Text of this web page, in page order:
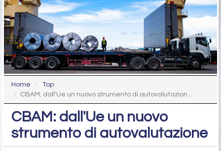
Home
Top
CBAM: dall'Ue un nuovo strumento di autovalutazion...
CBAM: dall'Ue un nuovo
strumento di autovalutazione